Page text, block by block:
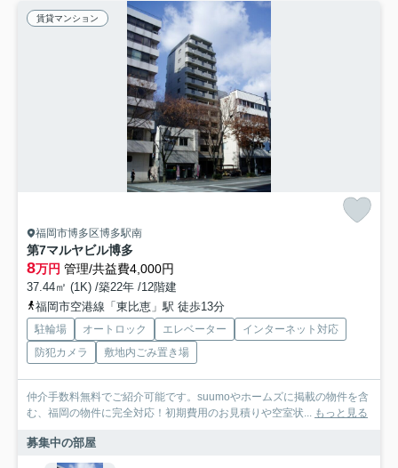
賃貸マンション
福岡市博多区博多駅南
第7マルヤビル博多
8万円 管理/共益費4,000円
37.44㎡ (1K) /築22年 /12階建
福岡市空港線「東比恵」駅 徒歩13分
駐輪場 オートロック エレベーター
インターネット対応
防犯カメラ
敷地内ごみ置き場
仲介手数料無料でご紹介可能です。suumoやホームズに掲載の物件を含
む、福岡の物件に完全対応！初期費用のお見積りや空室状... もっと見る
募集中の部屋